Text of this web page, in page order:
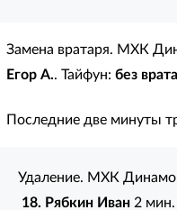
Замена вратаря. МХК
Егор А.. Тайфун: без
Последние две минуты
Удаление. МХК
18. Рябкин Иван 2 мин.